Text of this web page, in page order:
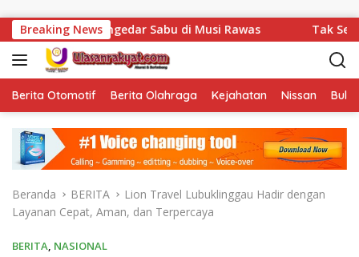
Breaking News
Sabu di Musi Rawas Tak Sekadar Menjalankan
Berita Otomotif Berita Olahraga Kejahatan Nissan
Beranda BERITA
Lion Travel Lubuklinggau Hadir dengan
Layanan Cepat, Aman, dan Terpercaya
BERITA, NASIONAL